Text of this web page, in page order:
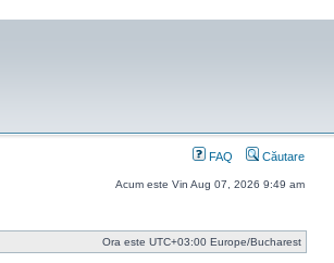
FAQ Căutare
Acum este Vin Aug 07, 2026 9:49 am
Ora este UTC+03:00 Europe/Bucharest